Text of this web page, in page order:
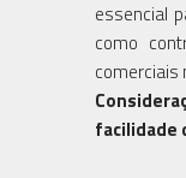
essencial
como
comerciais
facilidade